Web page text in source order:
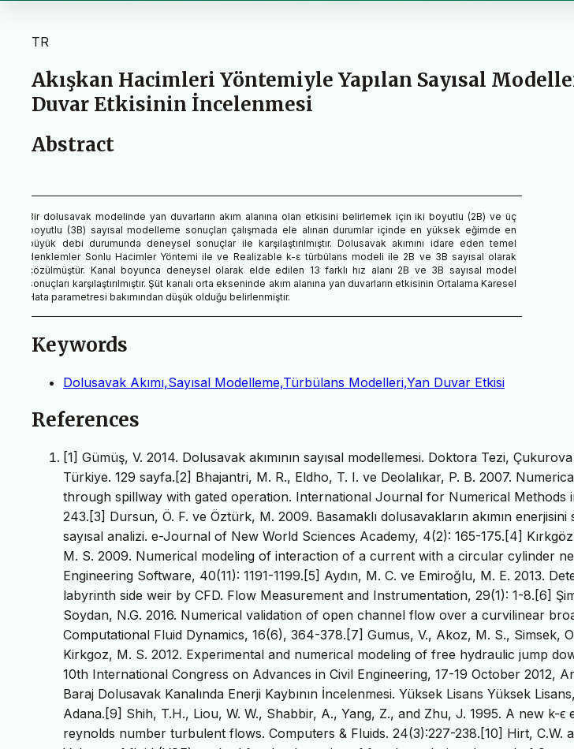
TR
Akışkan Hacimleri Yöntemiyle Yapılan Sayısal
Duvar Etkisinin İncelenmesi
Abstract
Bir dolusavak modelinde yan duvarların akım alanına olan etkisini belirlemek için iki boyutlu (2B) ve üç
boyutlu (3B) sayısal modelleme sonuçları çalışmada ele alınan durumlar içinde en yüksek eğimde en
büyük debi durumunda deneysel sonuçlar ile karşılaştırılmıştır. Dolusavak akımını idare eden temel
denklemler Sonlu Hacimler Yöntemi ile ve Realizable k-ε türbülans modeli ile 2B ve 3B sayısal olarak
çözülmüştür. Kanal boyunca deneysel olarak elde edilen 13 farklı hız alanı 2B ve 3B sayısal model
sonuçları karşılaştırılmıştır. Şüt kanalı orta ekseninde akım alanına yan duvarların etkisinin Ortalama Karesel
Hata parametresi bakımından düşük olduğu belirlenmiştir.
Keywords
Dolusavak Akımı,Sayısal Modelleme,Türbülans Modelleri,Yan Duvar Etkisi
References
[1] Gümüş, V. 2014. Dolusavak akımının sayısal modellemesi. Doktora Tezi,
Türkiye. 129 sayfa.[2] Bhajantri, M. R., Eldho, T. I. ve Deolalıkar, P. B. 2007.
through spillway with gated operation. International Journal for Numerical Methods
243.[3] Dursun, Ö. F. ve Öztürk, M. 2009. Basamaklı dolusavakların akımın
sayısal analizi. e-Journal of New World Sciences Academy, 4(2): 165-175.[4]
M. S. 2009. Numerical modeling of interaction of a current with a circular cylinder
Engineering Software, 40(11): 1191-1199.[5] Aydın, M. C. ve Emiroğlu, M. E. 2013.
labyrinth side weir by CFD. Flow Measurement and Instrumentation, 29(1): 1-8.[6]
Soydan, N.G. 2016. Numerical validation of open channel flow over a curvilinear
Computational Fluid Dynamics, 16(6), 364-378.[7] Gumus, V., Akoz, M. S., Simsek,
Kirkgoz, M. S. 2012. Experimental and numerical modeling of free hydraulic jump
10th International Congress on Advances in Civil Engineering, 17-19 October 2012,
Baraj Dolusavak Kanalında Enerji Kaybının İncelenmesi. Yüksek Lisans Yüksek
Adana.[9] Shih, T.H., Liou, W. W., Shabbir, A., Yang, Z., and Zhu, J. 1995. A new k-
reynolds number turbulent flows. Computers & Fluids. 24(3):227-238.[10] Hirt, C.W.